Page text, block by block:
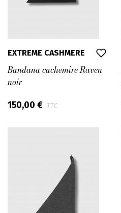
EXTREME CASHMERE
Bandana cachemire Raven
noir
150,00 € TTC